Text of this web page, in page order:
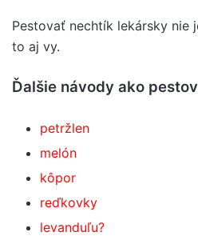
Pestovať nechtík lekársky nie
to aj vy.
Ďalšie návody ako
petržlen
melón
kôpor
reďkovky
levanduľu?